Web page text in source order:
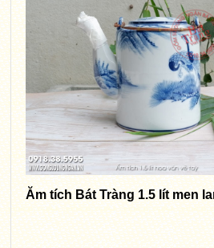
Ăm tích Bát Tràng 1.5 lít men